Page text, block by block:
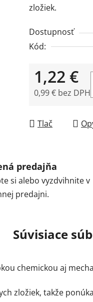
zložiek.
Dostupnosť
Kód:
1,22 €
0,99 € bez DPH
Tlač
predajňa
si alebo vyzdvihnite v
predajni.
Súvisiace
chemickou aj
zložiek, takže